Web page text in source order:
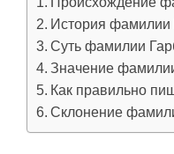
История фамилии
Суть фамилии
Значение
Как правильно
Склонение